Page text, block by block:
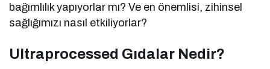
bağımlılık yapıyorlar mı? Ve en önemlisi, zihinsel
sağlığımızı nasıl etkiliyorlar?
Ultraprocessed Gıdalar Nedir?